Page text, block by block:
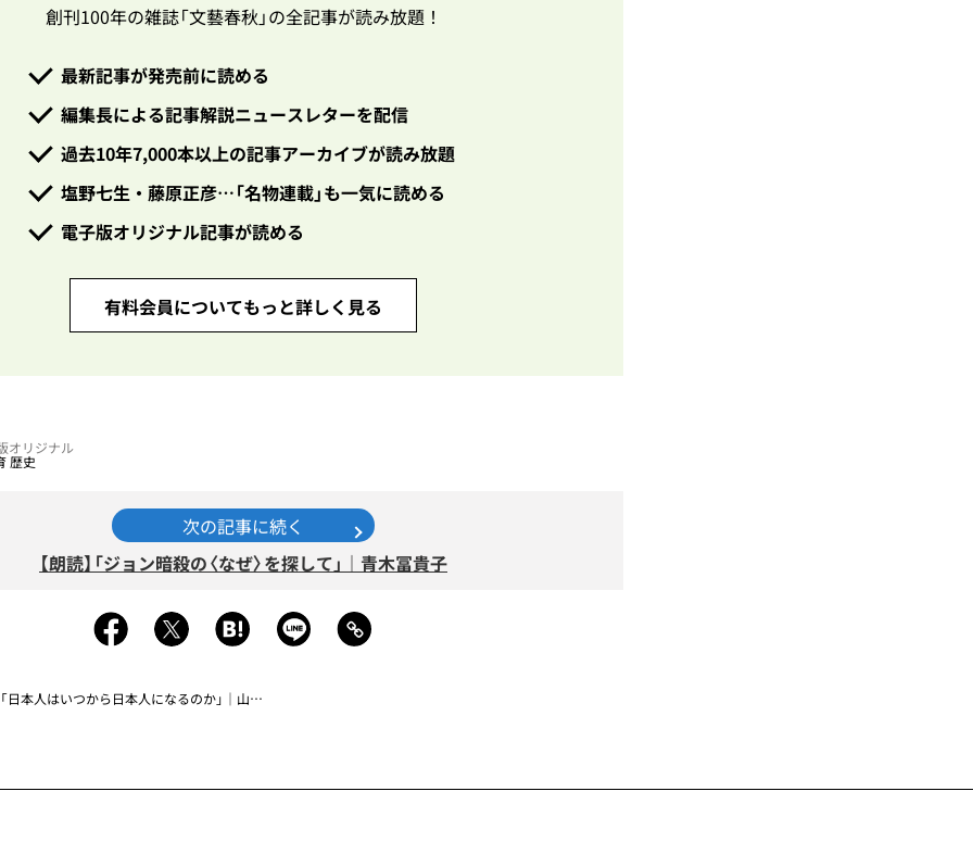
創刊100年の雑誌「文藝春秋」の全記事が読み放題！
最新記事が発売前に読める
編集長による記事解説ニュースレターを配信
過去10年7,000本以上の記事アーカイブが読み放題
塩野七生・藤原正彦…「名物連載」も一気に読める
電子版オリジナル記事が読める
有料会員についてもっと詳しく見る
オリジナル
歴史
次の記事に続く
【朗読】「ジョン暗殺の〈なぜ〉を探して」｜青木冨貴子
日本人はいつから日本人になるのか」｜山崎エマ